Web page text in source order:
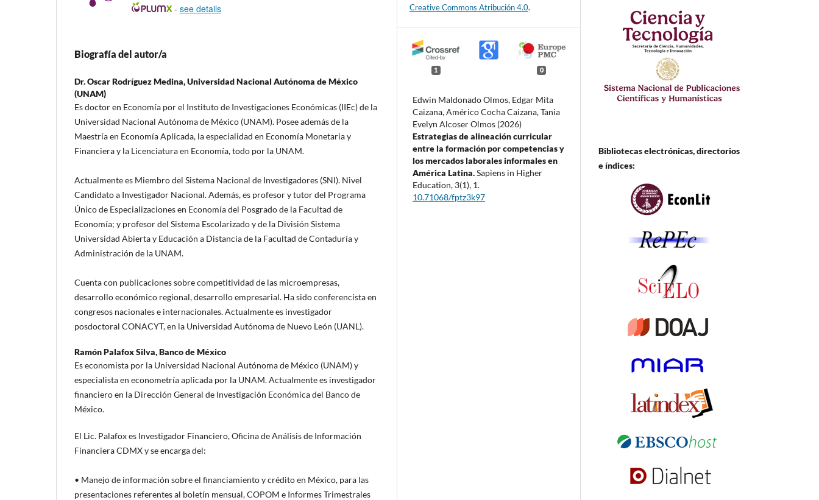
- see details
Biografía del autor/a
Dr. Oscar Rodríguez Medina,Universidad Nacional Autónoma de México
(UNAM)
Es doctor en Economía por el Instituto de Investigaciones Económicas (IIEc) de la
Universidad Nacional Autónoma de México (UNAM). Posee además de la
Maestría en Economía Aplicada, la especialidad en Economía Monetaria y
Financiera y la Licenciatura en Economía, todo por la UNAM.
Actualmente es Miembro del Sistema Nacional de Investigadores (SNI). Nivel
Candidato a Investigador Nacional. Además, es profesor y tutor del Programa
Único de Especializaciones en Economía del Posgrado de la Facultad de
Economía; y profesor del Sistema Escolarizado y de la División Sistema
Universidad Abierta y Educación a Distancia de la Facultad de Contaduría y
Administración de la UNAM.
Cuenta con publicaciones sobre competitividad de las microempresas,
desarrollo económico regional, desarrollo empresarial. Ha sido conferencista en
congresos nacionales e internacionales. Actualmente es investigador
posdoctoral CONACYT, en la Universidad Autónoma de Nuevo León (UANL).
Ramón Palafox Silva,Banco de México
Es economista por la Universidad Nacional Autónoma de México (UNAM) y
especialista en econometría aplicada por la UNAM. Actualmente es investigador
financiero en la Dirección General de Investigación Económica del Banco de
México.
El Lic. Palafox es Investigador Financiero, Oficina de Análisis de Información
Financiera CDMX y se encarga del:
• Manejo de información sobre el financiamiento y crédito en México, para las
presentaciones referentes al boletín mensual, COPOM e Informes Trimestrales
Creative Commons Atribución 4.0.
1 0
Edwin Maldonado Olmos, Edgar Mita
Caizana, Américo Cocha Caizana, Tania
Evelyn Alcoser Olmos (2026)
Estrategias de alineación curricular
entre la formación por competencias y
los mercados laborales informales en
América Latina.Sapiens in Higher
Education, 3(1), 1.
10.71068/fptz3k97
Bibliotecas electrónicas, directorios
e índices: